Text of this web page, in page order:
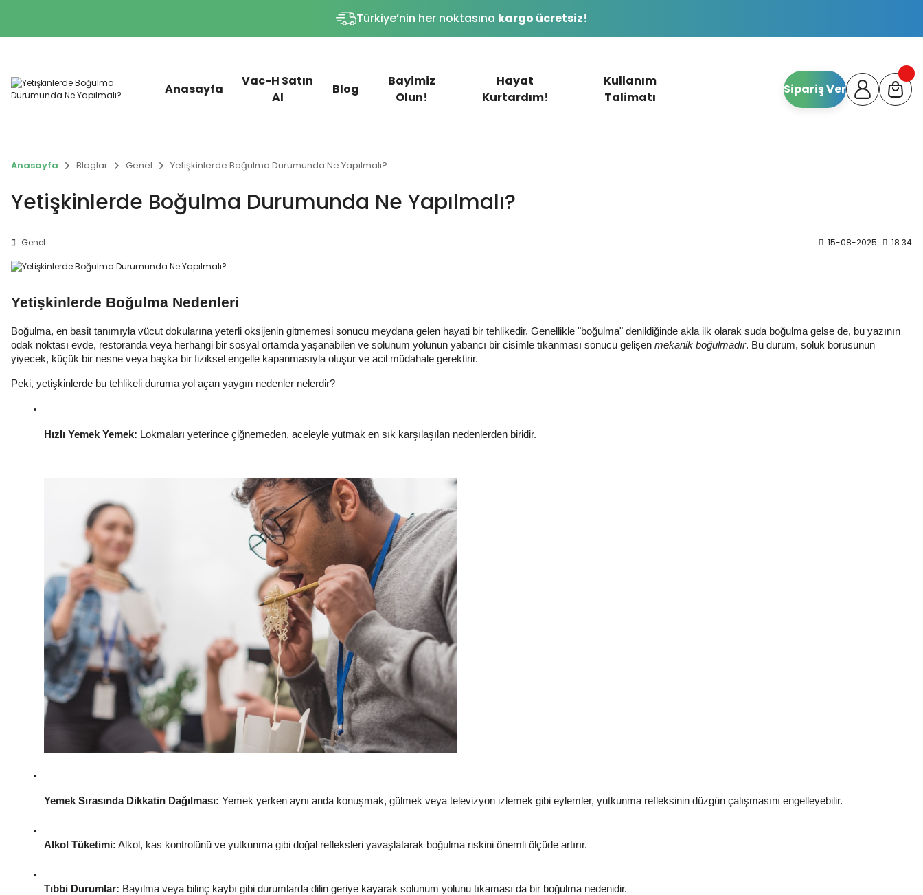
Türkiye’nin her noktasına kargo ücretsiz!
Anasayfa
Vac-H Satın
Al
Blog
Bayimiz
Olun!
Hayat
Kurtardım!
Kullanım
Talimatı
Sipariş Ver
Anasayfa Bloglar Genel Yetişkinlerde Boğulma Durumunda Ne Yapılmalı?
Yetişkinlerde Boğulma Durumunda Ne Yapılmalı?
Genel 15-08-2025 18:34
Yetişkinlerde Boğulma Nedenleri
Boğulma, en basit tanımıyla vücut dokularına yeterli oksijenin gitmemesi sonucu meydana gelen hayati bir tehlikedir. Genellikle "boğulma" denildiğinde akla ilk olarak suda boğulma gelse de, bu yazının
odak noktası evde, restoranda veya herhangi bir sosyal ortamda yaşanabilen ve solunum yolunun yabancı bir cisimle tıkanması sonucu gelişen mekanik boğulmadır. Bu durum, soluk borusunun
yiyecek, küçük bir nesne veya başka bir fiziksel engelle kapanmasıyla oluşur ve acil müdahale gerektirir.
Peki, yetişkinlerde bu tehlikeli duruma yol açan yaygın nedenler nelerdir?
Hızlı Yemek Yemek: Lokmaları yeterince çiğnemeden, aceleyle yutmak en sık karşılaşılan nedenlerden biridir.
Yemek Sırasında Dikkatin Dağılması: Yemek yerken aynı anda konuşmak, gülmek veya televizyon izlemek gibi eylemler, yutkunma refleksinin düzgün çalışmasını engelleyebilir.
Alkol Tüketimi: Alkol, kas kontrolünü ve yutkunma gibi doğal refleksleri yavaşlatarak boğulma riskini önemli ölçüde artırır.
Tıbbi Durumlar: Bayılma veya bilinç kaybı gibi durumlarda dilin geriye kayarak solunum yolunu tıkaması da bir boğulma nedenidir.